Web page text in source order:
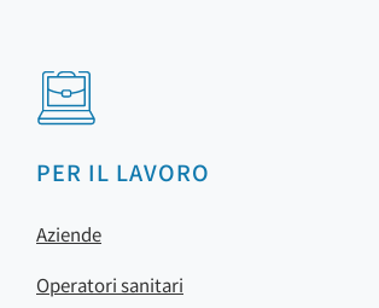
PER IL LAVORO
Aziende
Operatori sanitari